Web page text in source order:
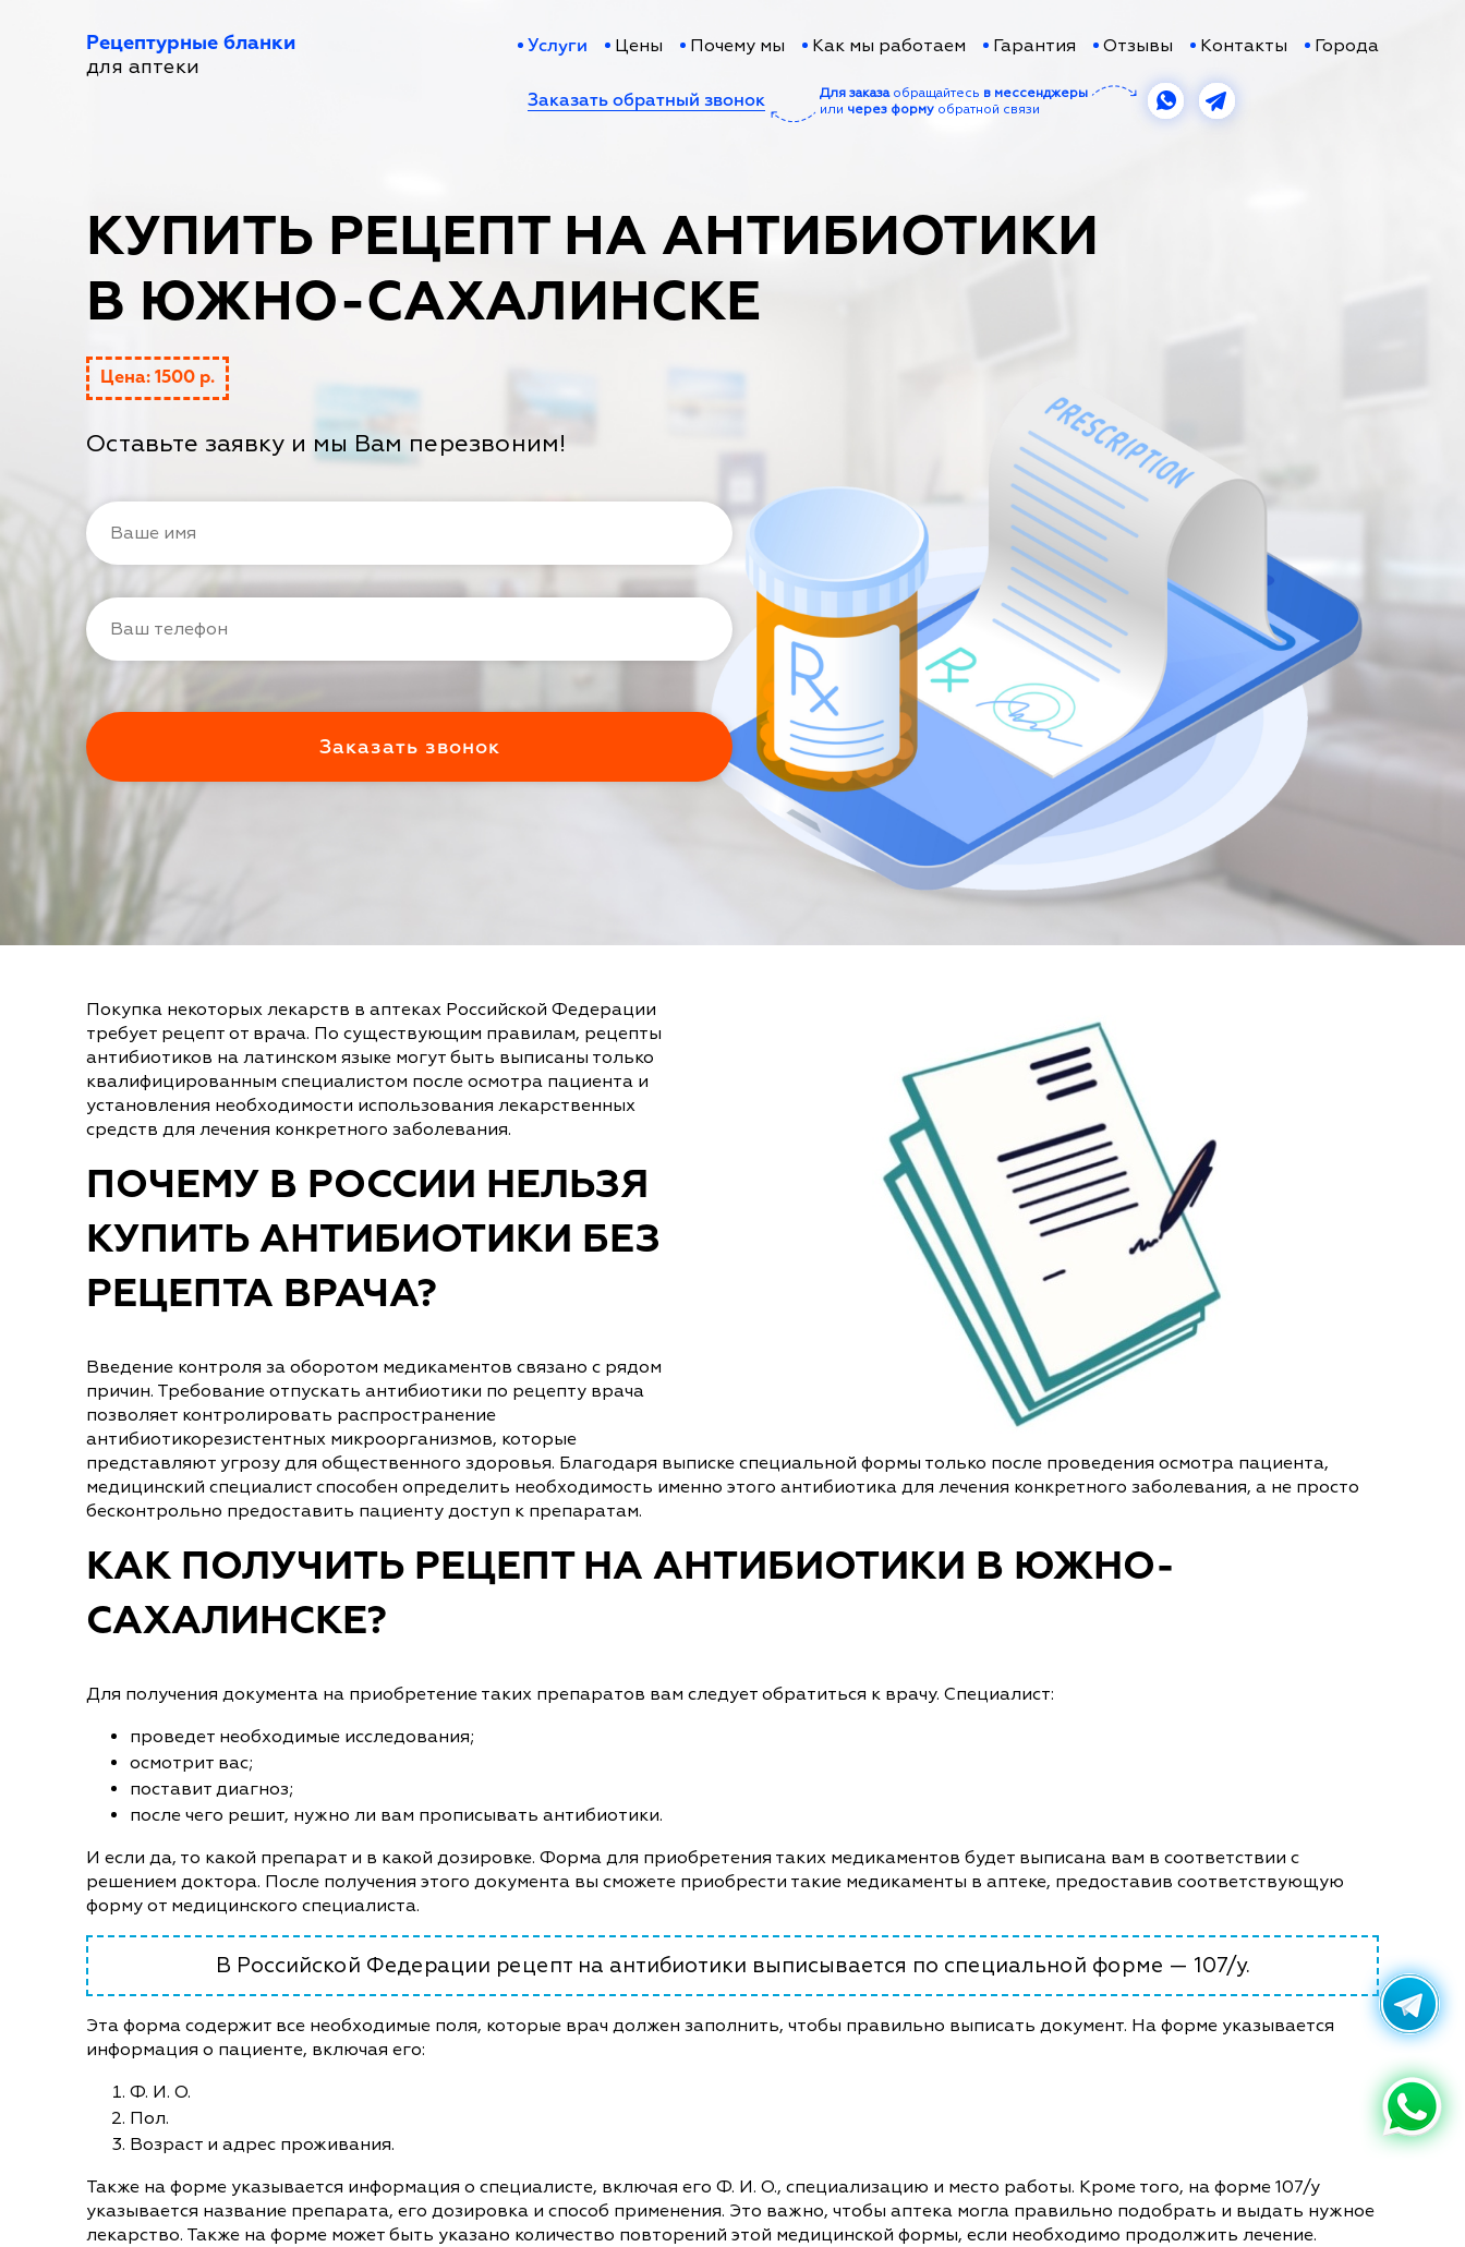
Рецептурные бланки
для аптеки
Услуги Цены Почему мы Как мы работаем Гарантия Отзывы Контакты Города
Заказать обратный звонок Для заказаобращайтесь в мессенджеры
или через форму обратной связи
КУПИТЬ РЕЦЕПТ НА АНТИБИОТИКИ
В ЮЖНО-САХАЛИНСКЕ
Цена: 1500 р.
Оставьте заявку и мы Вам перезвоним!
Покупка некоторых лекарств в аптеках Российской Федерации
требует рецепт от врача. По существующим правилам, рецепты
антибиотиков на латинском языке могут быть выписаны только
квалифицированным специалистом после осмотра пациента и
установления необходимости использования лекарственных
средств для лечения конкретного заболевания.
ПОЧЕМУ В РОССИИ НЕЛЬЗЯ
КУПИТЬ АНТИБИОТИКИ БЕЗ
РЕЦЕПТА ВРАЧА?
Введение контроля за оборотом медикаментов связано с рядом
причин. Требование отпускать антибиотики по рецепту врача
позволяет контролировать распространение
антибиотикорезистентных микроорганизмов, которые
представляют угрозу для общественного здоровья. Благодаря выписке специальной формы только после проведения осмотра пациента,
медицинский специалист способен определить необходимость именно этого антибиотика для лечения конкретного заболевания, а не просто
бесконтрольно предоставить пациенту доступ к препаратам.
КАК ПОЛУЧИТЬ РЕЦЕПТ НА АНТИБИОТИКИ В ЮЖНО-
САХАЛИНСКЕ?
Для получения документа на приобретение таких препаратов вам следует обратиться к врачу. Специалист:
проведет необходимые исследования;
осмотрит вас;
поставит диагноз;
после чего решит, нужно ли вам прописывать антибиотики.
И если да, то какой препарат и в какой дозировке. Форма для приобретения таких медикаментов будет выписана вам в соответствии с
решением доктора. После получения этого документа вы сможете приобрести такие медикаменты в аптеке, предоставив соответствующую
форму от медицинского специалиста.
В Российской Федерации рецепт на антибиотики выписывается по специальной форме — 107/у.
Эта форма содержит все необходимые поля, которые врач должен заполнить, чтобы правильно выписать документ. На форме указывается
информация о пациенте, включая его:
Ф. И. О.
Пол.
Возраст и адрес проживания.
Также на форме указывается информация о специалисте, включая его Ф. И. О., специализацию и место работы. Кроме того, на форме 107/у
указывается название препарата, его дозировка и способ применения. Это важно, чтобы аптека могла правильно подобрать и выдать нужное
лекарство. Также на форме может быть указано количество повторений этой медицинской формы, если необходимо продолжить лечение.